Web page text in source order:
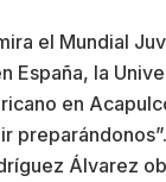
el Mundial
España, la
en
preparándonos”.
Álvarez